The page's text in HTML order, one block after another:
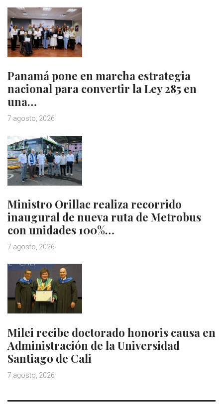
Panamá pone en marcha estrategia
nacional para convertir la Ley 285 en
una…
7 agosto, 2026
Ministro Orillac realiza recorrido
inaugural de nueva ruta de Metrobus
con unidades 100%…
7 agosto, 2026
Milei recibe doctorado honoris causa en
Administración de la Universidad
Santiago de Cali
7 agosto, 2026